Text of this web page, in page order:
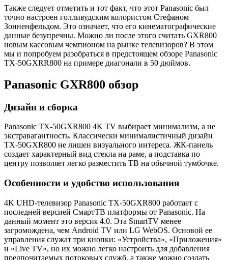
Также следует отметить и тот факт, что этот Panasonic был
точно настроен голливудским колористом Стефаном
Зонненфельдом. Это означает, что его кинематографические
данные безупречны. Можно ли после этого считать GXR800
новым кассовым чемпионом на рынке телевизоров? В этом
мы и попробуем разобраться в предстоящем обзоре Panasonic
TX-50GXRR800 на примере диагонали в 50 дюймов.
Panasonic GXR800 обзор
Дизайн и сборка
Panasonic TX-50GXR800 4K TV выбирает минимализм, а не
экстравагантность. Классически минималистичный дизайн
TX-50GXR800 не лишен визуального интереса. ЖК-панель
создает характерный вид стекла на раме, а подставка по
центру позволяет легко разместить ТВ на обычной тумбочке.
Особенности и удобство использования
4K UHD-телевизор Panasonic TX-50GXR800 работает с
последней версией СмартТВ платформы от Panasonic. На
данный момент это версия 4.0. Эта SmartTV менее
загромождена, чем Android TV или LG WebOS. Основой ее
управления служат три кнопки: «Устройства», «Приложения»
и «Live TV», но их можно легко настроить для добавления
предпочитаемых потоковых служб, а также можно создать